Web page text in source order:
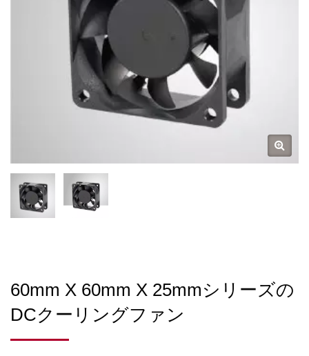
60mm X 60mm X 25mmシリーズの
DCクーリングファン